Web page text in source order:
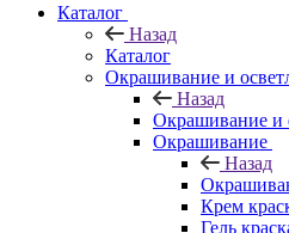
Каталог
Назад
Каталог
Окрашивание и
Назад
Окрашивание и
Окрашивание
Назад
Крем
Гель